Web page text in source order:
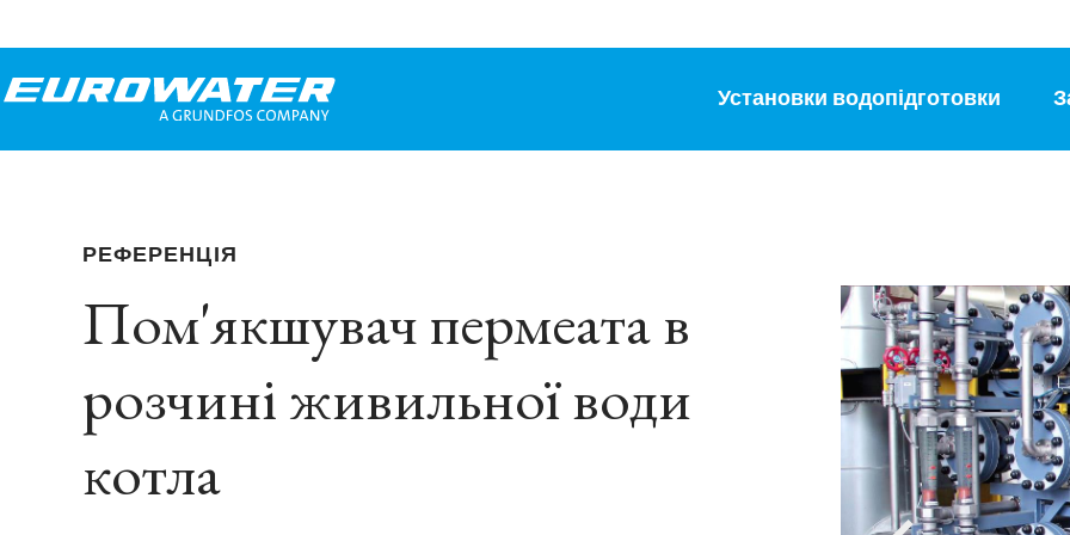
Установки водопідготовки
РЕФЕРЕНЦІЯ
Пом'якшувач пермеата в
розчині живильної води
котла